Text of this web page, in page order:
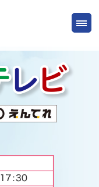
サービス